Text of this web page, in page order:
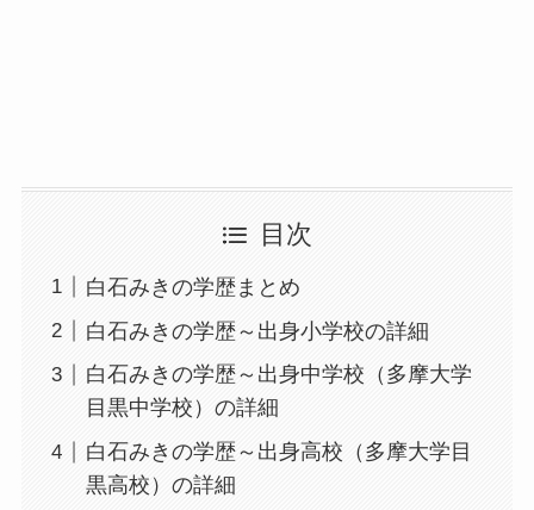
目次
白石みきの学歴まとめ
白石みきの学歴～出身小学校の詳細
白石みきの学歴～出身中学校（多摩大学
目黒中学校）の詳細
白石みきの学歴～出身高校（多摩大学目
黒高校）の詳細